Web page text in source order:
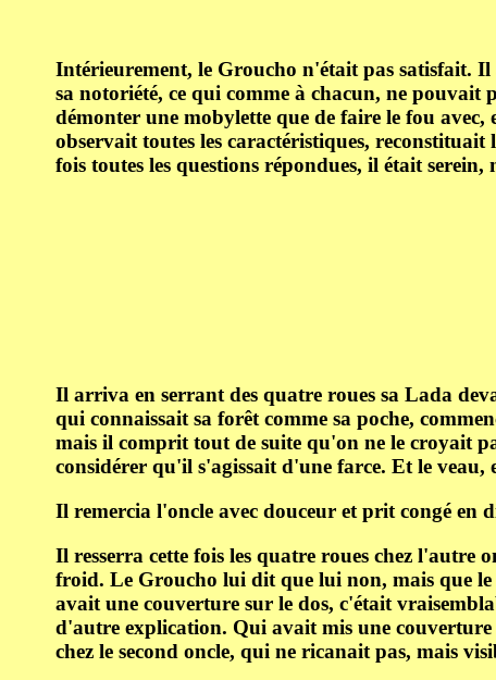
Intérieurement, le Groucho n'était pas satisfait.
sa notoriété, ce qui comme à chacun, ne
démonter une mobylette que de faire le fou
observait toutes les caractéristiques,
fois toutes les questions répondues, il était
Il arriva en serrant des quatre roues sa Lada
qui connaissait sa forêt comme sa poche,
mais il comprit tout de suite qu'on ne le croyait
considérer qu'il s'agissait d'une farce. Et le
Il remercia l'oncle avec douceur et prit congé
Il resserra cette fois les quatre roues chez
froid. Le Groucho lui dit que lui non, mais que le
avait une couverture sur le dos, c'était
d'autre explication. Qui avait mis une
chez le second oncle, qui ne ricanait pas, mais